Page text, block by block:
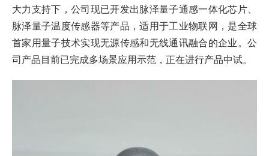
大力支持下，公司现已开发出脉泽量子通感一体化芯片、
脉泽量子温度传感器等产品，适用于工业物联网，是全球
首家用量子技术实现无源传感和无线通讯融合的企业。公
司产品目前已完成多场景应用示范，正在进行产品中试。